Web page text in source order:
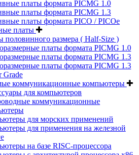
платы формата PICMG 1.0
платы формата PICMG 1.3
платы формата PICO / PICOe
платы
половинного размера ( Half-Size )
платы формата PICMG 1.0
платы формата PICMG 1.3
платы формата PICMG 1.3
Grade
коммуникационные компьютеры
для компьютеров
коммуникационные
для морских применений
для применения на железной
на базе RISC-процессора